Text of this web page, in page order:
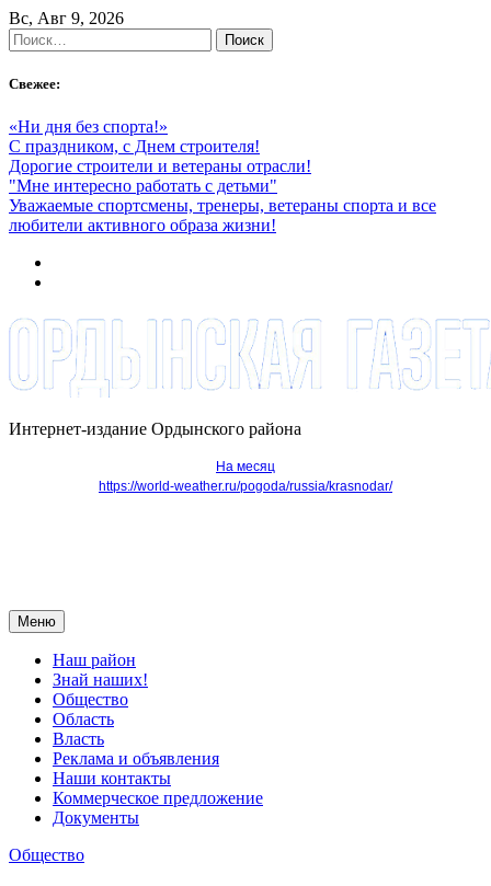
Skip
to
content
Вс, Авг 9, 2026
Найти:
Свежее:
«Ни дня без спорта!»
С праздником, с Днем строителя!
Дорогие строители и ветераны отрасли!
"Мне интересно работать с детьми"
Уважаемые спортсмены, тренеры, ветераны спорта и все
любители активного образа жизни!
Интернет-издание Ордынского района
На месяц
https://world-weather.ru/pogoda/russia/krasnodar/
Меню
Наш район
Знай наших!
Общество
Область
Власть
Реклама и объявления
Наши контакты
Коммерческое предложение
Документы
Общество